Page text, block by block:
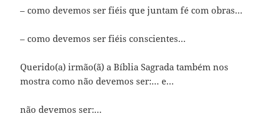
– como devemos ser fiéis que juntam fé com obras…
– como devemos ser fiéis conscientes…
Querido(a) irmão(ã) a Bíblia Sagrada também nos
mostra como não devemos ser:… e…
não devemos ser:…